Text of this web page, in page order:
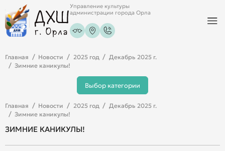
Управление культуры
администрации города Орла
Главная Новости 2025 год
Декабрь 2025 г.
Зимние каникулы!
Выбор категории
Главная Новости 2025 год
Декабрь 2025 г.
Зимние каникулы!
ЗИМНИЕ КАНИКУЛЫ!